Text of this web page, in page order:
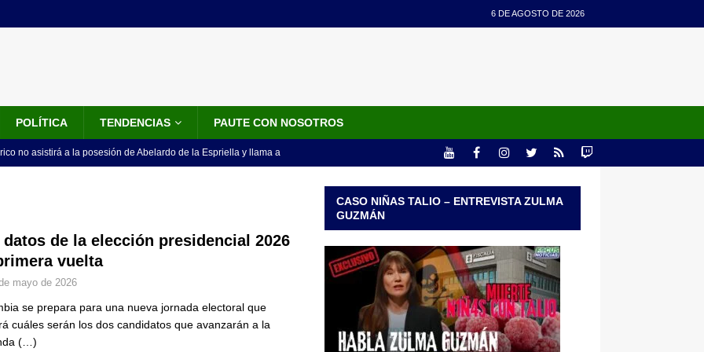
6 DE AGOSTO DE 2026
POLÍTICA TENDENCIAS PAUTE CON NOSOTROS
no asistirá a la posesión de Abelardo de la Espriella y llama a
de la banda presidencial que portará Abelardo De La
de un sastre colombiano reconocido en el mundo LO
Fiscalía amplía investigación por presunto lavado de activos y
vinculado al entramado empresarial JUDICIALES
para la posesión presidencial: así será la investidura de Abelardo
datos de la elección presidencial 2026
vuelta
mayo de 2026
se prepara para una nueva jornada electoral que
cuáles serán los dos candidatos que avanzarán a la
(…)
CASO NIÑAS TALIO – ENTREVISTA ZULMA
GUZMÁN